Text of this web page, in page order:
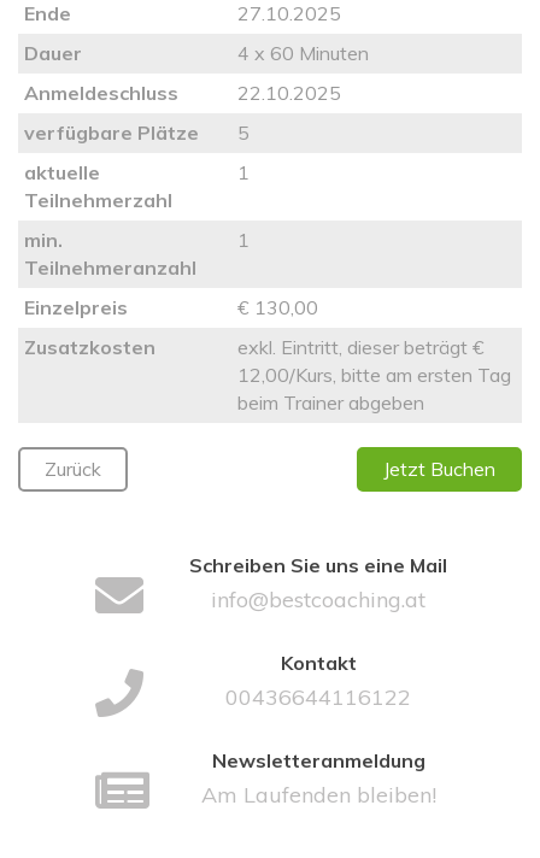
Ende
27.10.2025
Dauer
4 x 60 Minuten
Anmeldeschluss
22.10.2025
verfügbare Plätze
5
aktuelle
Teilnehmerzahl
1
min.
Teilnehmeranzahl
1
Einzelpreis
€ 130,00
Zusatzkosten
exkl. Eintritt, dieser beträgt €
12,00/Kurs, bitte am ersten Tag
beim Trainer abgeben
Zurück Jetzt Buchen
Schreiben Sie uns eine Mail
info@bestcoaching.at
Kontakt
00436644116122
Newsletteranmeldung
Am Laufenden bleiben!